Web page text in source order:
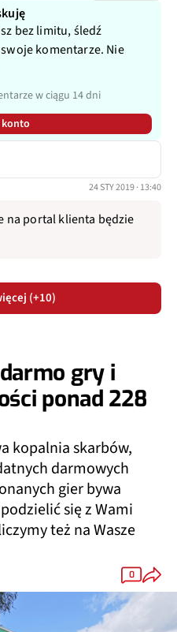
bez limitu, śledź
komentarze. Nie
w ciągu 14 dni
konto
24 STY 2019 · 13:40
na portal klienta będzie
(+10)
gry i
ponad 228
kopalnia skarbów,
darmowych
gier bywa
się z Wami
też na Wasze
0